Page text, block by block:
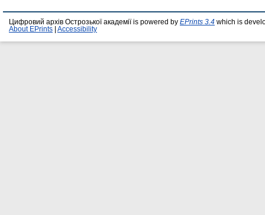
Цифровий архів Острозької академії is powered by EPrints 3.4 which is
About EPrints
Accessibility